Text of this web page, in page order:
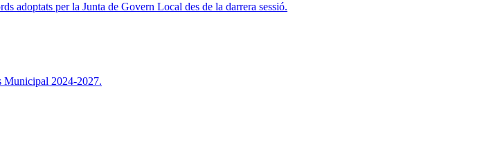
adoptats per la Junta de Govern Local des de la darrera sessió.
Municipal 2024-2027.